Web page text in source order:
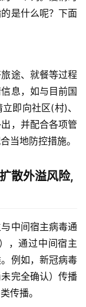
是什么呢？下面
途、就餐等过程
息，如与目前国
即向社区(村)、
，并配合各项管
当地防控措施。
散外溢风险,
中间宿主病毒通
，通过中间宿主
例如，新冠病毒
完全确认）传播
传播。